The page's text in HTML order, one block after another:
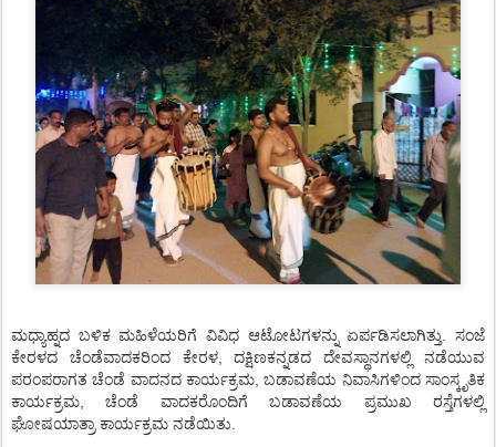
ಮಧ್ಯಾಹ್ನದ ಬಳಿಕ ಮಹಿಳೆಯರಿಗೆ ವಿವಿಧ ಆಟೋಟಗಳನ್ನು ಏರ್ಪಡಿಸಲಾಗಿತ್ತು. ಸಂಜೆ
ಕೇರಳದ ಚೆಂಡೆವಾದಕರಿಂದ ಕೇರಳ, ದಕ್ಷಿಣಕನ್ನಡದ ದೇವಸ್ಥಾನಗಳಲ್ಲಿ ನಡೆಯುವ
ಪರಂಪರಾಗತ ಚೆಂಡೆ ವಾದನದ ಕಾರ್ಯಕ್ರಮ, ಬಡಾವಣೆಯ ನಿವಾಸಿಗಳಿಂದ ಸಾಂಸ್ಕೃತಿಕ
ಕಾರ್ಯಕ್ರಮ, ಚೆಂಡೆ ವಾದಕರೊಂದಿಗೆ ಬಡಾವಣೆಯ ಪ್ರಮುಖ ರಸ್ತೆಗಳಲ್ಲಿ
ಘೋಷಯಾತ್ರಾ ಕಾರ್ಯಕ್ರಮ ನಡೆಯಿತು.